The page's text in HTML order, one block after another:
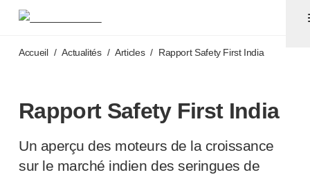
Aiguilles pour stylos et seringues avec aiguilles
®
Unifine Pentips
Aiguille de sécurité Unifine
Seringue Unifine®
Unistik®ShieldLock
Unistik®
VacuFlip
Accueil / Actualités / Articles / Rapport Safety First India
Rapport Safety First India
Un aperçu des moteurs de la croissance
sur le marché indien des seringues de